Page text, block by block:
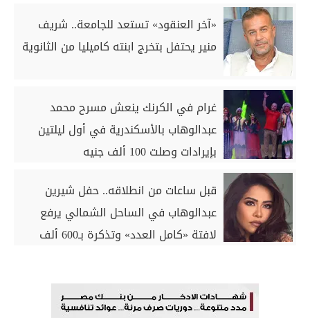
«آخر العنقود» تستعد للجامعة.. شريف
منير يحتفل بتخرج ابنته كاميليا من الثانوية
غرام في الكرنك ينعش مسرح محمد
عبدالوهاب بالأسكندرية في أول ليلتين
بإيرادات وصلت 100 ألف جنيه
قبل ساعات من انطلاقه.. حفل شيرين
عبدالوهاب في الساحل الشمالي يرفع
لافتة «كامل العدد» وتذكرة بـ600 ألف